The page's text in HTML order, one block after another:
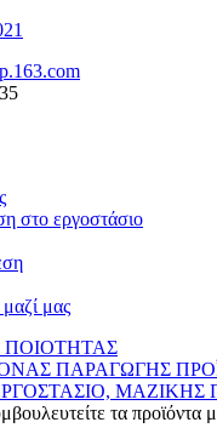
στο εργοστάσιο
μας
τα προϊόντα